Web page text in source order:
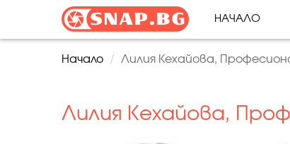
НАЧАЛО
Начало Лилия Кехайова,
Лилия Кехайова,